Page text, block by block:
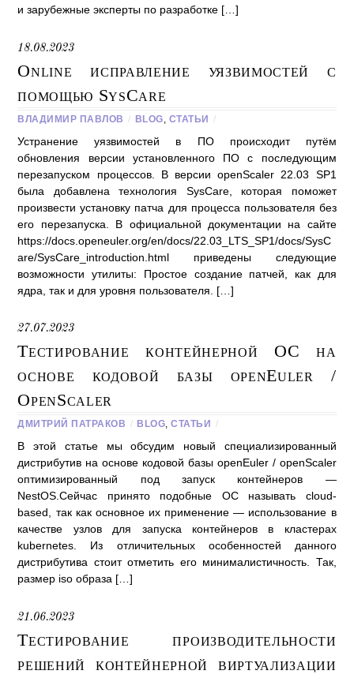
и зарубежные эксперты по разработке […]
18.08.2023
Online исправление уязвимостей с
помощью SysCare
ВЛАДИМИР ПАВЛОВ / BLOG СТАТЬИ /
Устранение уязвимостей в ПО происходит путём
обновления версии установленного ПО с последующим
перезапуском процессов. В версии openScaler 22.03 SP1
была добавлена технология SysCare, которая поможет
произвести установку патча для процесса пользователя без
его перезапуска. В официальной документации на сайте
https://docs.openeuler.org/en/docs/22.03_LTS_SP1/docs/SysC
are/SysCare_introduction.html приведены следующие
возможности утилиты: Простое создание патчей, как для
ядра, так и для уровня пользователя. […]
27.07.2023
Тестирование контейнерной ОС на
основе кодовой базы openEuler /
OpenScaler
ДМИТРИЙ ПАТРАКОВ / BLOG,СТАТЬИ /
В этой статье мы обсудим новый специализированный
дистрибутив на основе кодовой базы openEuler / openScaler
оптимизированный под запуск контейнеров —
NestOS.Сейчас принято подобные ОС называть cloud-
based, так как основное их применение — использование в
качестве узлов для запуска контейнеров в кластерах
kubernetes. Из отличительных особенностей данного
дистрибутива стоит отметить его минималистичность. Так,
размер iso образа […]
21.06.2023
Тестирование производительности
решений контейнерной виртуализации